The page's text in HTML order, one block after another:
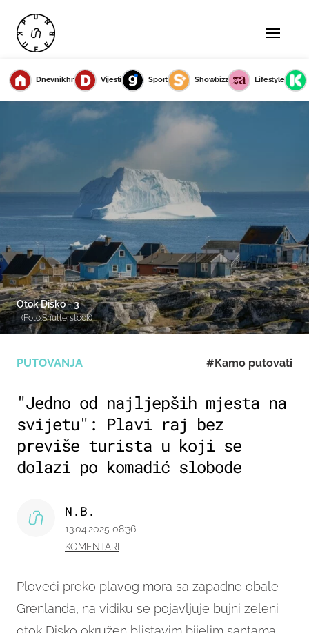
Dnevnik.hr Vijesti Sport Showbizz Lifestyle
PUTOVANJA #Kamo putovati
"Jedno od najljepših mjesta na
svijetu": Plavi raj bez
previše turista u koji se
dolazi po komadić slobode
Ploveći preko plavog mora sa zapadne obale
Grenlanda, na vidiku se pojavljuje bujni zeleni
N.B.
13.04.2025 08:36
KOMENTARI
Otok Disko - 3
(Foto:Shutterstock)